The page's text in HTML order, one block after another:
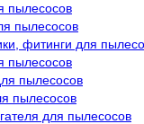
пылесосов
пылесосов
фитинги для
пылесосов
пылесосов
пылесосов
для пылесосов